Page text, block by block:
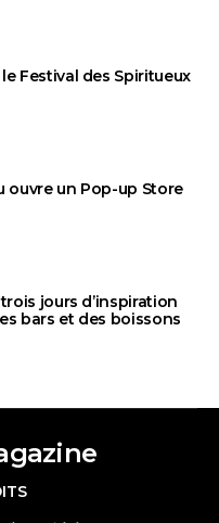
Festival des Spiritueux
ouvre un Pop-up Store
trois jours d’inspiration
bars et des boissons